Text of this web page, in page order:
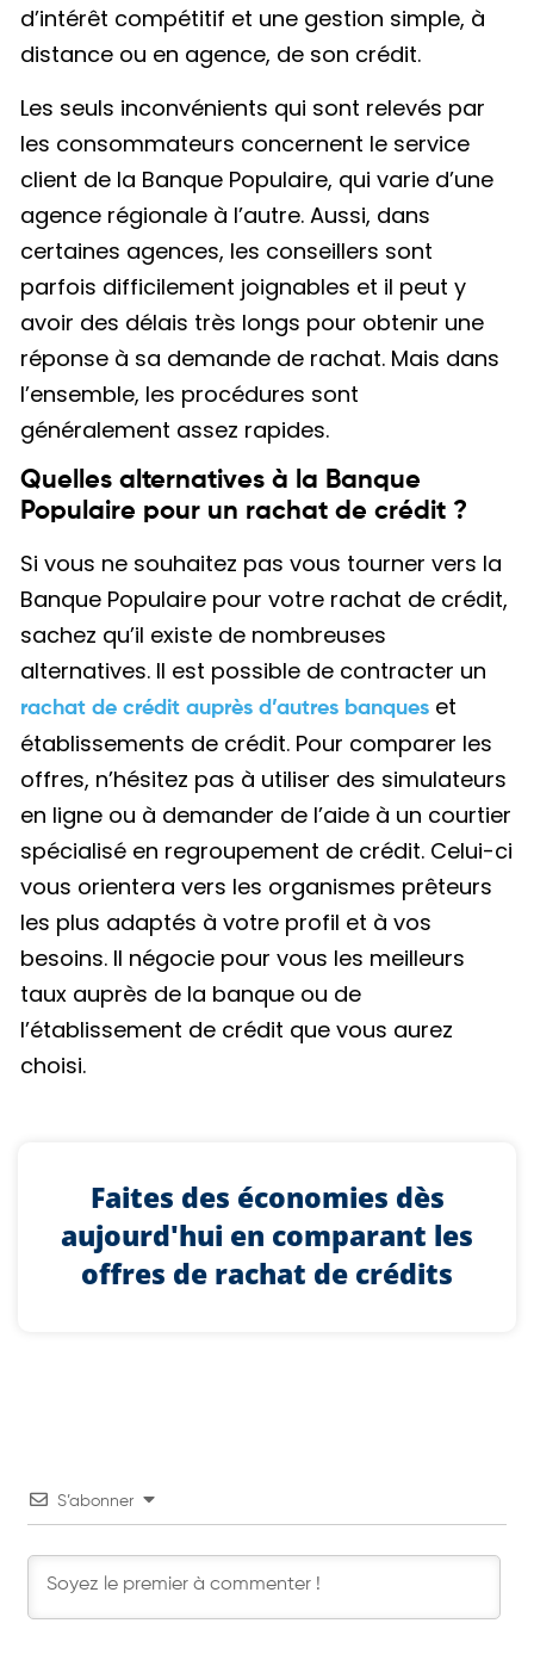
d’intérêt compétitif et une gestion simple, à
distance ou en agence, de son crédit.
Les seuls inconvénients qui sont relevés par
les consommateurs concernent le service
client de la Banque Populaire, qui varie d’une
agence régionale à l’autre. Aussi, dans
certaines agences, les conseillers sont
parfois difficilement joignables et il peut y
avoir des délais très longs pour obtenir une
réponse à sa demande de rachat. Mais dans
l’ensemble, les procédures sont
généralement assez rapides.
Quelles alternatives à la Banque
Populaire pour un rachat de crédit ?
Si vous ne souhaitez pas vous tourner vers la
Banque Populaire pour votre rachat de crédit,
sachez qu’il existe de nombreuses
alternatives. Il est possible de contracter un
rachat de crédit auprès d’autres banques et
établissements de crédit. Pour comparer les
offres, n’hésitez pas à utiliser des simulateurs
en ligne ou à demander de l’aide à un courtier
spécialisé en regroupement de crédit. Celui-ci
vous orientera vers les organismes prêteurs
les plus adaptés à votre profil et à vos
besoins. Il négocie pour vous les meilleurs
taux auprès de la banque ou de
l’établissement de crédit que vous aurez
choisi.
Faites des économies dès
aujourd'hui en comparant les
offres de rachat de crédits
S’abonner